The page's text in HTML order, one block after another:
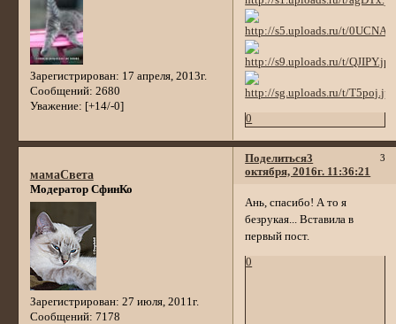
Зарегистрирован: 17 апреля, 2013г.
Сообщений: 2680
Уважение: [+14/-0]
0
Поделиться 3
3
октября, 2016г. 11:36:21
мамаСвета
Модератор СфинКо
Зарегистрирован: 27 июля, 2011г.
Сообщений: 7178
Ань, спасибо! А то я
безрукая... Вставила в
первый пост.
0